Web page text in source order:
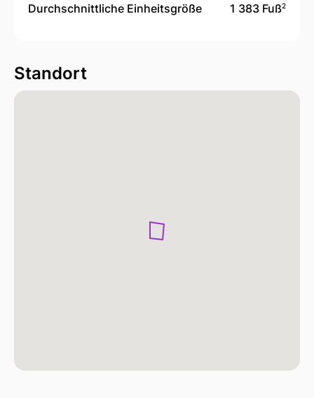
Durchschnittliche Einheitsgröße 1 383 Fuß2
Standort